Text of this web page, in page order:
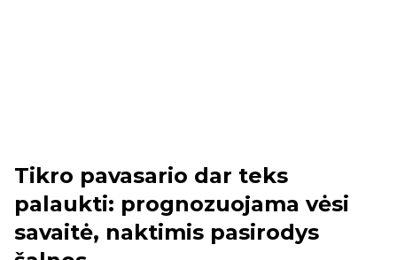
Tikro pavasario dar teks
palaukti: prognozuojama vėsi
savaitė, naktimis pasirodys